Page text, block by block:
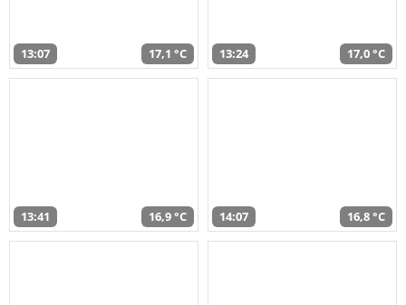
13:07 17,1 °C 13:24 17,0 °C
13:41 16,9 °C 14:07 16,8 °C